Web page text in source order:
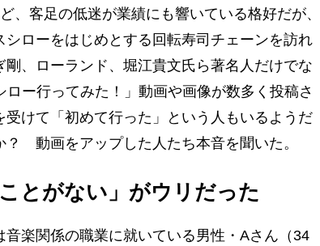
、客足の低迷が業績にも響いている格好だが、
ローをはじめとする回転寿司チェーンを訪れ
、ローランド、堀江貴文氏ら著名人だけでな
ロー行ってみた！」動画や画像が数多く投稿さ
けて「初めて行った」という人もいるようだ
？ 動画をアップした人たち本音を聞いた。
とがない」がウリだった
楽関係の職業に就いている男性・Aさん（34